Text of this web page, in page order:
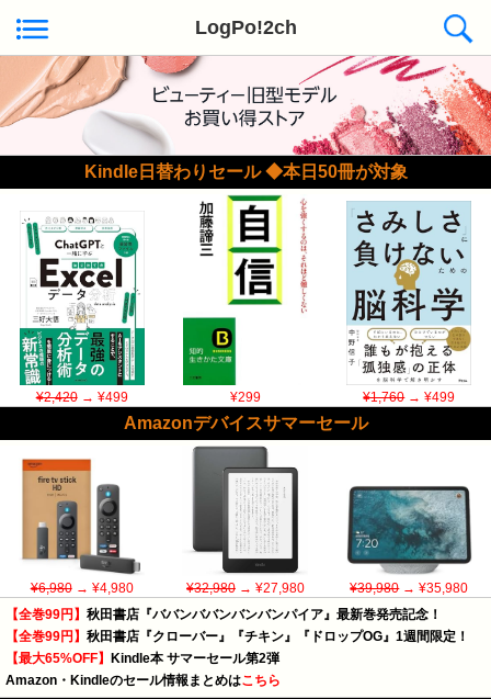
LogPo!2ch
Kindle日替わりセール ◆本日50冊が対象
¥2,420→ ¥499 ¥299 ¥1,760→ ¥499
Amazonデバイスサマーセール
¥6,980→ ¥4,980 ¥32,980→ ¥27,980 ¥39,980→ ¥35,980
【全巻99円】 秋田書店『ババンババンバンバンパイア』最新巻発売記念！
【全巻99円】 秋田書店『クローバー』『チキン』『ドロップOG』1週間限定！
【最大65%OFF】
Kindle本 サマーセール第2弾
Amazon・Kindleのセール情報まとめはこちら